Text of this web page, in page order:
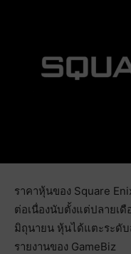
ราคาหุ้นของ Square
ต่อเนื่องนับตั้งแต่ปลายเ
มิถุนายน หุ้นได้แตะระดั
รายงานของ GameBiz